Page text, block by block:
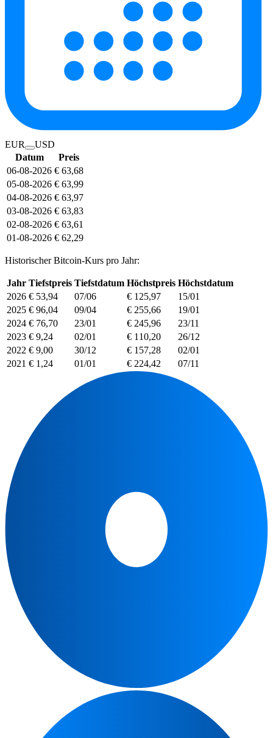
EUR
USD
Datum
Preis
06-08-2026 € 63,68
05-08-2026 € 63,99
04-08-2026 € 63,97
03-08-2026 € 63,83
02-08-2026 € 63,61
01-08-2026 € 62,29
Historischer Bitcoin-Kurs pro Jahr:
Jahr Tiefstpreis Tiefstdatum Höchstpreis Höchstdatum
2026 € 53,94 07/06 € 125,97
15/01
2025 € 96,04 09/04 € 255,66
19/01
2024 € 76,70 23/01 € 245,96
23/11
2023 € 9,24 02/01 € 110,20
26/12
2022 € 9,00 30/12 € 157,28
02/01
2021 € 1,24 01/01 € 224,42 07/11